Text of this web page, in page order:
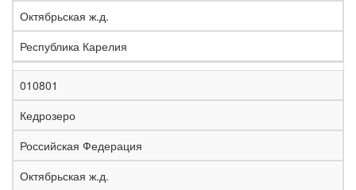
Октябрьская ж.д.
Республика Карелия
010801
Кедрозеро
Российская Федерация
Октябрьская ж.д.